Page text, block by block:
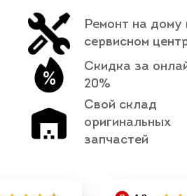
Ремонт на дому
сервисном
Скидка за
20%
Свой склад
оригинальных
запчастей